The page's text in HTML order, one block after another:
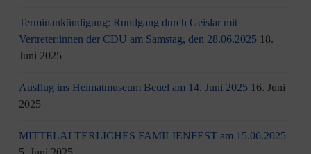
Terminankündigung: Rundgang durch Geislar mit
Vertreter:innen der CDU am Samstag, den 28.06.2025 18.
Juni 2025
Ausflug ins Heimatmuseum Beuel am 14. Juni 2025 16. Juni
2025
MITTELALTERLICHES FAMILIENFEST am 15.06.2025